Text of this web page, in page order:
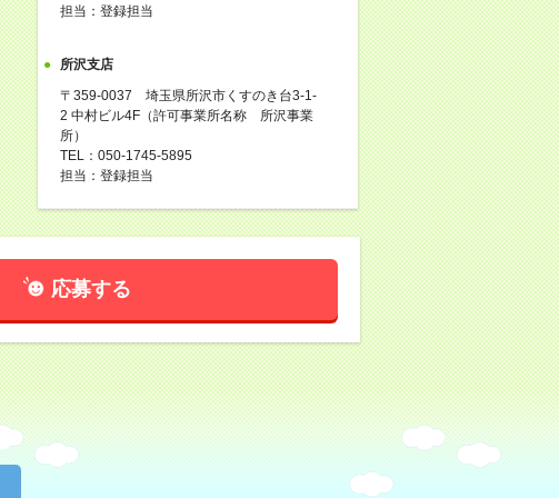
担当：登録担当
所沢支店
〒359-0037 埼玉県所沢市くすのき台3-1-
2 中村ビル4F（許可事業所名称 所沢事業
所）
TEL：050-1745-5895
担当：登録担当
応募する